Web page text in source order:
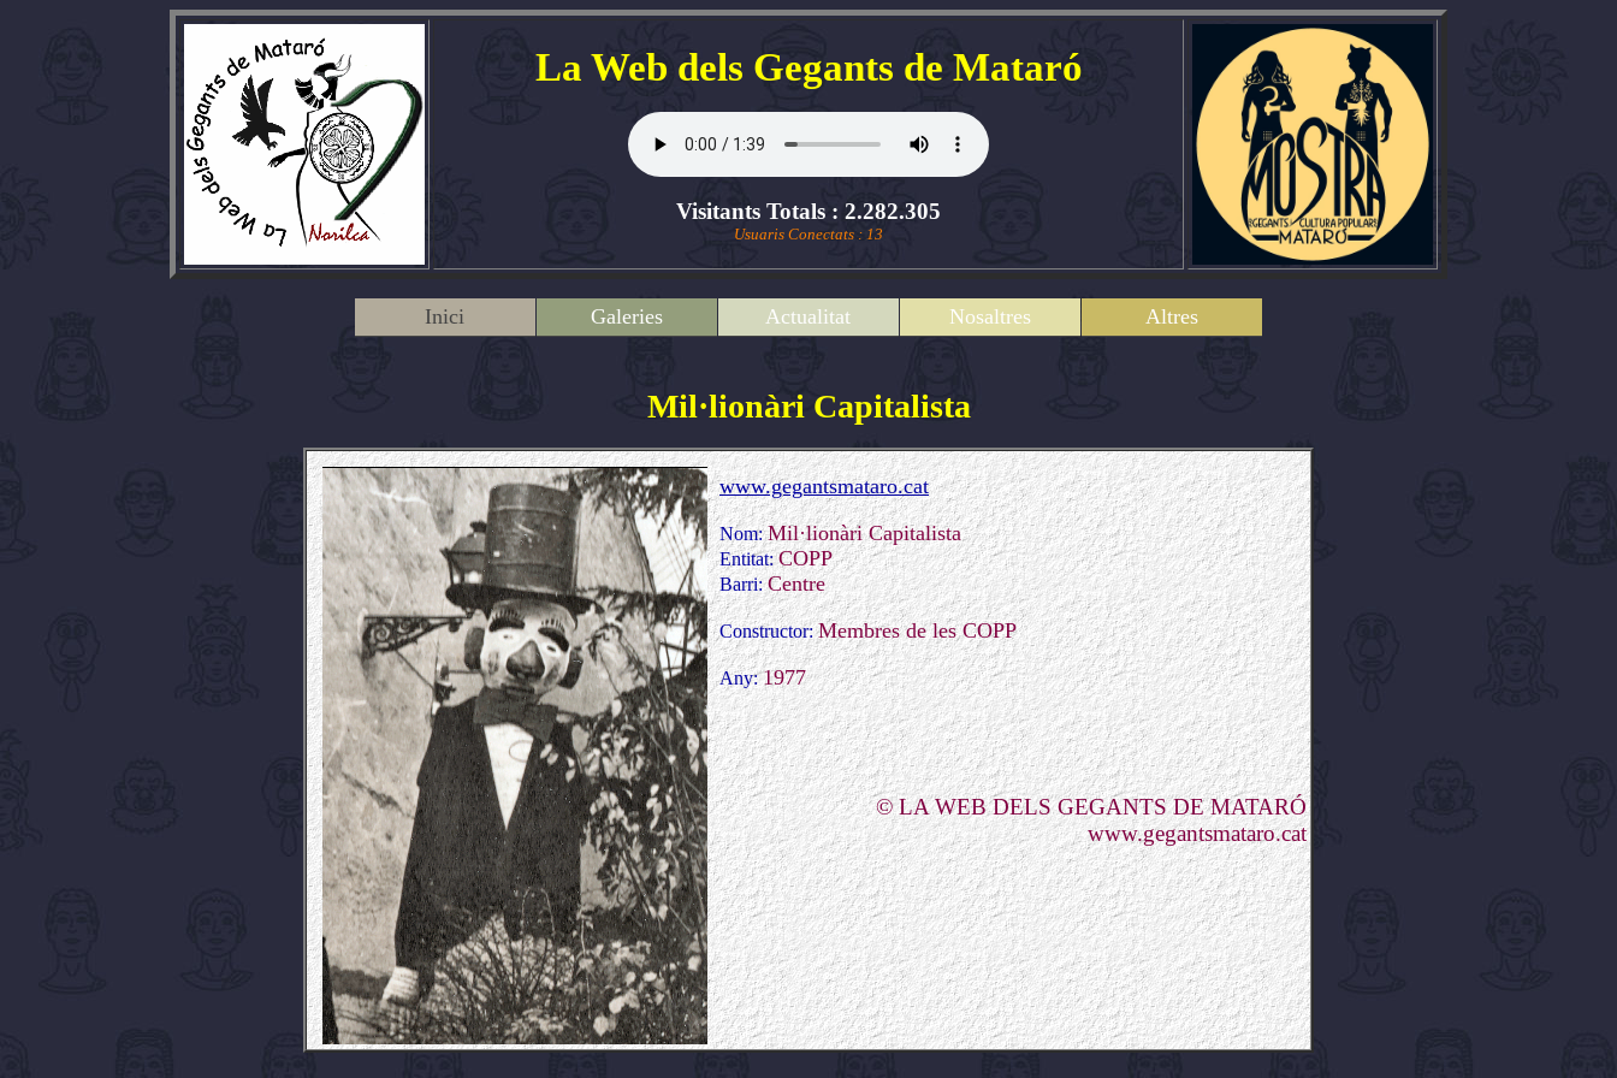
La Web dels Gegants de Mataró
Visitants Totals : 2.282.305
Usuaris Conectats : 13
Inici Galeries Actualitat Nosaltres Altres
Mil·lionàri Capitalista
www.gegantsmataro.cat
Nom:Mil·lionàri Capitalista
Entitat:COPP
Barri:Centre
Constructor:Membres de les COPP
Any:1977
© LA WEB DELS GEGANTS DE MATARÓ
www.gegantsmataro.cat